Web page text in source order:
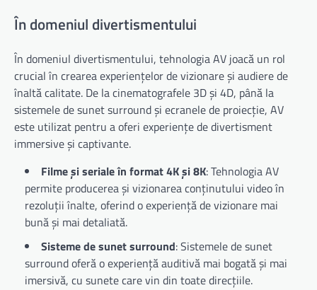
În domeniul divertismentului
În domeniul divertismentului, tehnologia AV joacă un rol
crucial în crearea experiențelor de vizionare și audiere de
înaltă calitate. De la cinematografele 3D și 4D, până la
sistemele de sunet surround și ecranele de proiecție, AV
este utilizat pentru a oferi experiențe de divertisment
immersive și captivante.
Filme și seriale în format 4K și 8K: Tehnologia AV
permite producerea și vizionarea conținutului video în
rezoluții înalte, oferind o experiență de vizionare mai
bună și mai detaliată.
Sisteme de sunet surround: Sistemele de sunet
surround oferă o experiență auditivă mai bogată și mai
imersivă, cu sunete care vin din toate direcțiile.